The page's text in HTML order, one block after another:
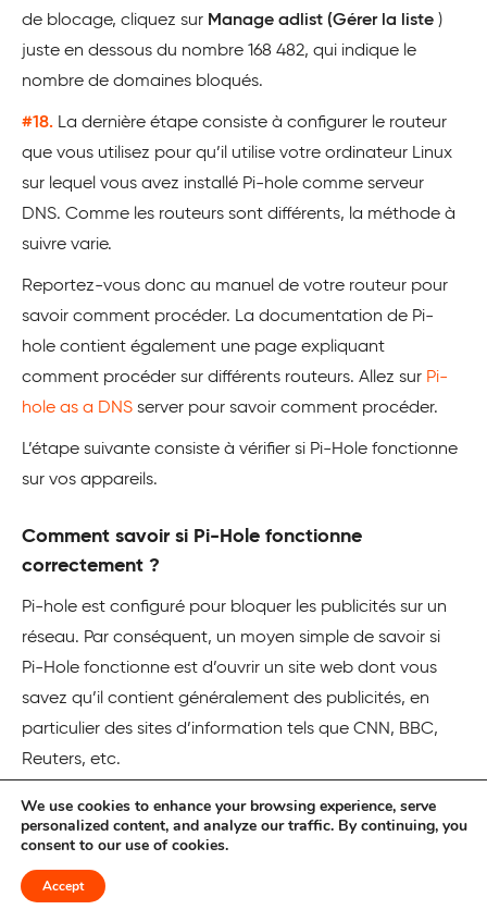
de blocage, cliquez sur Manage adlist (Gérer la liste )
juste en dessous du nombre 168 482, qui indique le
nombre de domaines bloqués.
#18. La dernière étape consiste à configurer le routeur
que vous utilisez pour qu’il utilise votre ordinateur Linux
sur lequel vous avez installé Pi-hole comme serveur
DNS. Comme les routeurs sont différents, la méthode à
suivre varie.
Reportez-vous donc au manuel de votre routeur pour
savoir comment procéder. La documentation de Pi-
hole contient également une page expliquant
comment procéder sur différents routeurs. Allez sur Pi-
hole as a DNS server pour savoir comment procéder.
L’étape suivante consiste à vérifier si Pi-Hole fonctionne
sur vos appareils.
Comment savoir si Pi-Hole fonctionne
correctement ?
Pi-hole est configuré pour bloquer les publicités sur un
réseau. Par conséquent, un moyen simple de savoir si
Pi-Hole fonctionne est d’ouvrir un site web dont vous
savez qu’il contient généralement des publicités, en
particulier des sites d’information tels que CNN, BBC,
Reuters, etc.
Une méthode encore plus simple consiste à ouvrir ce
sitePi-hole test. Si vous ne voyez pas de publicités sur la
publicités sur le site, c’est que Pi-hole ne fonctionne pas.
We use cookies to enhance your browsing experience, serve
personalized content, and analyze our traffic. By continuing, you
consent to our use of cookies.
Accept